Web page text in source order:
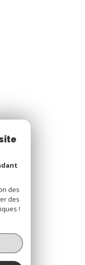
des
des
!